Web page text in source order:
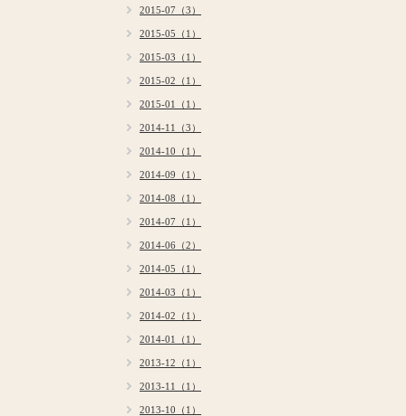
2015-07（3）
2015-05（1）
2015-03（1）
2015-02（1）
2015-01（1）
2014-11（3）
2014-10（1）
2014-09（1）
2014-08（1）
2014-07（1）
2014-06（2）
2014-05（1）
2014-03（1）
2014-02（1）
2014-01（1）
2013-12（1）
2013-11（1）
2013-10（1）